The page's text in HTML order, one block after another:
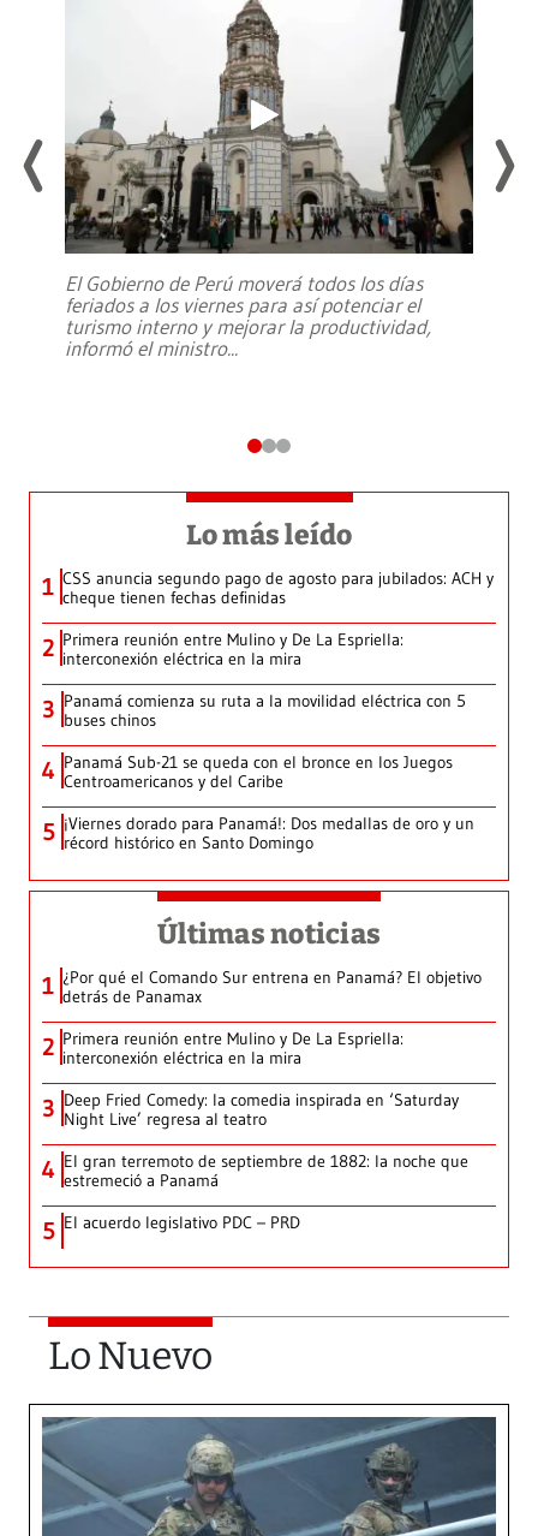
El Gobierno de Perú moverá todos los días
feriados a los viernes para así potenciar el
turismo interno y mejorar la productividad,
informó el ministro...
Lo más leído
1 CSS anuncia segundo pago de agosto para jubilados: ACH y
cheque tienen fechas definidas
2 Primera reunión entre Mulino y De La Espriella:
interconexión eléctrica en la mira
3 Panamá comienza su ruta a la movilidad eléctrica con 5
buses chinos
4 Panamá Sub-21 se queda con el bronce en los Juegos
Centroamericanos y del Caribe
5 ¡Viernes dorado para Panamá!: Dos medallas de oro y un
récord histórico en Santo Domingo
Últimas noticias
1 ¿Por qué el Comando Sur entrena en Panamá? El objetivo
detrás de Panamax
2 Primera reunión entre Mulino y De La Espriella:
interconexión eléctrica en la mira
3 Deep Fried Comedy: la comedia inspirada en ‘Saturday
Night Live’ regresa al teatro
4 El gran terremoto de septiembre de 1882: la noche que
estremeció a Panamá
5 El acuerdo legislativo PDC – PRD
Lo Nuevo